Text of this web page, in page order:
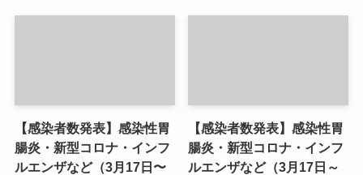
【感染者数発表】感染性胃
腸炎・新型コロナ・インフ
ルエンザなど（3月17日〜
【感染者数発表】感染性胃
腸炎・新型コロナ・インフ
ルエンザなど（3月17日～